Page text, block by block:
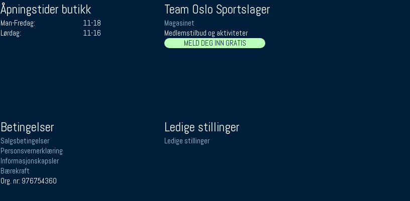
Åpningstider butikk
Man-Fredag:
11-18
Lørdag:
11-16
Team Oslo Sportslager
Magasinet
Medlemstilbud og aktiviteter
MELD DEG INN GRATIS
Betingelser
Salgsbetingelser
Personsvernerklæring
Informasjonskapsler
Bærekraft
Org. nr: 976754360
Ledige stillinger
Ledige stillinger